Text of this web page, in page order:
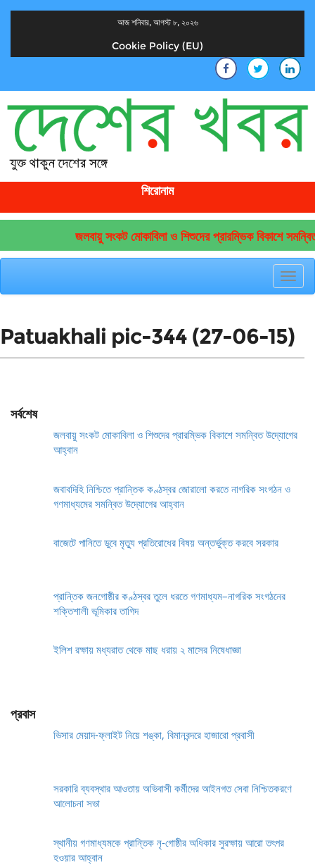
আজ শনিবার, আগস্ট ৮, ২০২৬
Cookie Policy (EU)
শিরোনাম
জলবায়ু সংকট মোকাবিলা ও শিশুদের প্রারম্ভিক বিকাশে
Patuakhali pic-344 (27-06-15)
সর্বশেষ
জলবায়ু সংকট মোকাবিলা ও শিশুদের প্রারম্ভিক বিকাশে সমন্বিত উদ্যোগের
আহ্বান
জবাবদিহি নিশ্চিতে প্রান্তিক কণ্ঠস্বর জোরালো করতে নাগরিক সংগঠন ও
গণমাধ্যমের সমন্বিত উদ্যোগের আহ্বান
বাজেটে পানিতে ডুবে মৃত্যু প্রতিরোধের বিষয় অন্তর্ভুক্ত করবে সরকার
প্রান্তিক জনগোষ্ঠীর কণ্ঠস্বর তুলে ধরতে গণমাধ্যম–নাগরিক সংগঠনের
শক্তিশালী ভূমিকার তাগিদ
ইলিশ রক্ষায় মধ্যরাত থেকে মাছ ধরায় ২ মাসের নিষেধাজ্ঞা
প্রবাস
ভিসার মেয়াদ-ফ্লাইট নিয়ে শঙ্কা, বিমানবন্দরে হাজারো প্রবাসী
সরকারি ব্যবস্থার আওতায় অভিবাসী কর্মীদের আইনগত সেবা নিশ্চিতকরণে
আলোচনা সভা
স্থানীয় গণমাধ্যমকে প্রান্তিক নৃ-গোষ্ঠীর অধিকার সুরক্ষায় আরো তৎপর
হওয়ার আহ্বান